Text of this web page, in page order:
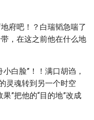
府吧！？白瑞韬急喘了
，在这之前他在什么地
白脸”！！满口胡诌，
灵魂转到另一个时空
”把他的“目的地”改成